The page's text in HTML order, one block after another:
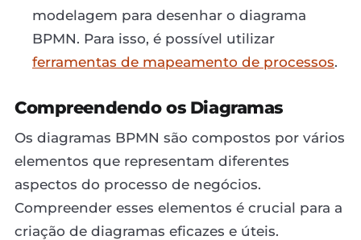
modelagem para desenhar o diagrama
BPMN. Para isso, é possível utilizar
ferramentas de mapeamento de processos.
Compreendendo os Diagramas
Os diagramas BPMN são compostos por vários
elementos que representam diferentes
aspectos do processo de negócios.
Compreender esses elementos é crucial para a
criação de diagramas eficazes e úteis.